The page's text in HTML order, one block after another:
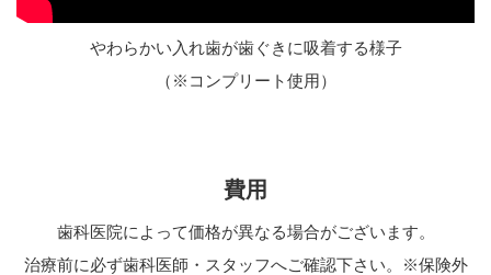
やわらかい入れ歯が歯ぐきに吸着する様子
（※コンプリート使用）
費用
歯科医院によって価格が異なる場合がございます。
治療前に必ず歯科医師・スタッフへご確認下さい。※保険外